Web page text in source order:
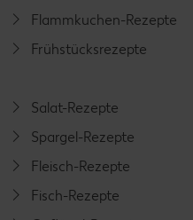
Flammkuchen-Rezepte
Frühstücksrezepte
Salat-Rezepte
Spargel-Rezepte
Fleisch-Rezepte
Fisch-Rezepte